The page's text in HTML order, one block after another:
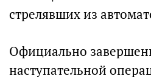
стрелявших из
Официально
наступательной